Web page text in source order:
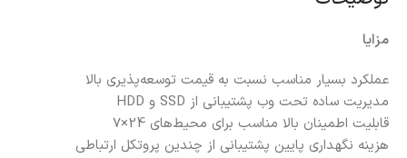
مزایا
عملکرد بسیار مناسب نسبت به قیمت توسعه‌پذیری بالا
مدیریت ساده تحت وب پشتیبانی از SSD و HDD
قابلیت اطمینان بالا مناسب برای محیط‌های 24×7
هزینه نگهداری پایین پشتیبانی از چندین پروتکل ارتباطی